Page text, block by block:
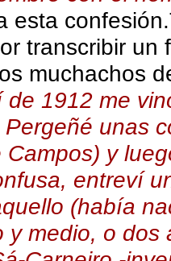
esta confesión.
transcribir
muchachos
de 1912 me
unas
Campos) y
entreví
(había
y medio, o